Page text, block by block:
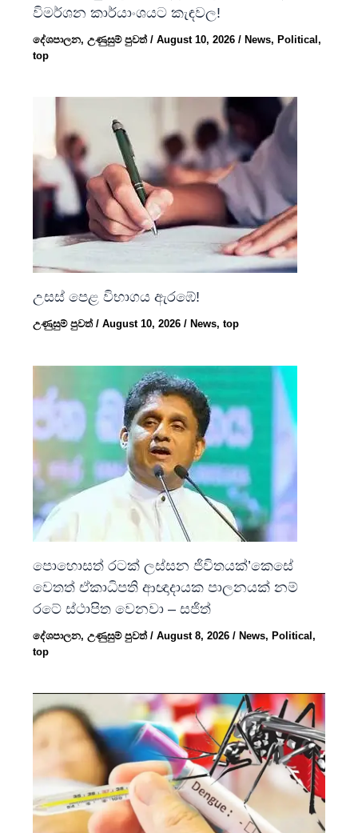
විමර්ශන කාර්යාංශයට කැඳවල!
දේශපාලන,උණුසුම් පුවත්/August 10, 2026/News,Political,
top
උසස් පෙළ විභාගය ඇරඹේ!
උණුසුම් පුවත්/August 10, 2026/ News,top
පොහොසත් රටක් ලස්සන ජිවිතයක්’කෙසේ
වෙතත් ඒකාධිපති ආඥාදායක පාලනයක් නම්
රටේ ස්ථාපිත වෙනවා – සජිත්
දේශපාලන,උණුසුම් පුවත්/August 8, 2026/ News, Political,
top